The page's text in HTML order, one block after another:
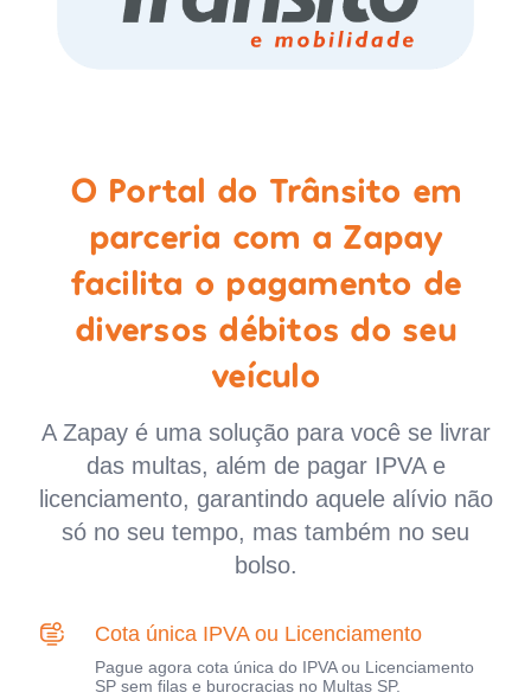
O Portal do Trânsito em
parceria com a Zapay
facilita o pagamento de
diversos débitos do seu
veículo
A Zapay é uma solução para você se livrar
das multas, além de pagar IPVA e
licenciamento, garantindo aquele alívio não
só no seu tempo, mas também no seu
bolso.
Cota única IPVA ou Licenciamento
Pague agora cota única do IPVA ou Licenciamento
SP sem filas e burocracias no Multas SP.